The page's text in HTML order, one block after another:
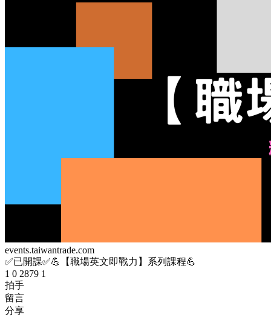
events.taiwantrade.com
✅已開課✅💪【職場英文即戰力】系列課程💪
1 0 2879 1
拍手
留言
分享